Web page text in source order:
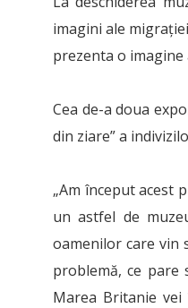
imagini ale
prezenta o
Cea de-a doua
din ziare” a
„Am început acest
un astfel de
oamenilor care vin
problemă, ce pare
Marea Britanie